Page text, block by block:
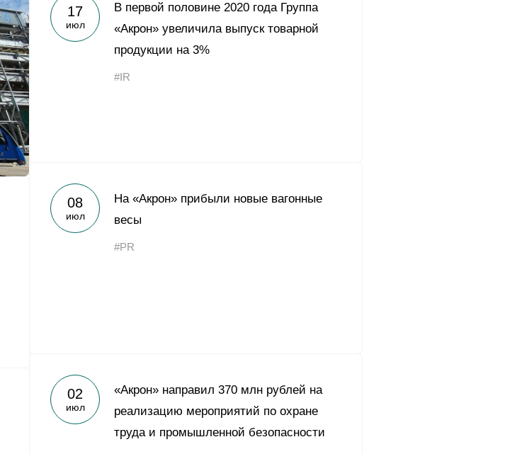
17
июл
В первой половине 2020 года Группа
«Акрон» увеличила выпуск товарной
продукции на 3%
#IR
08
июл
На «Акрон» прибыли новые вагонные
весы
#PR
02
июл
«Акрон» направил 370 млн рублей на
реализацию мероприятий по охране
труда и промышленной безопасности